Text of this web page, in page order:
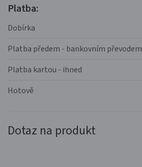
Platba:
Dobírka
Platba předem - bankovním převodem
Platba kartou - ihned
Hotově
Dotaz na produkt